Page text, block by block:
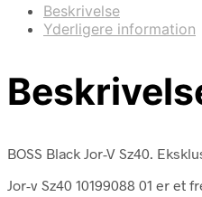
Beskrivelse
Yderligere information
BOSS Black Jor-V Sz40.
Jor-v Sz40 10199088 01 er